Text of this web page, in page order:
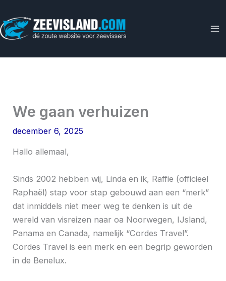
naar
de
We gaan verhuizen
december 6, 2025
Hallo allemaal,
Sinds 2002 hebben wij, Linda en ik, Raffie (officieel
Raphaël) stap voor stap gebouwd aan een “merk”
dat inmiddels niet meer weg te denken is uit de
wereld van visreizen naar oa Noorwegen, IJsland,
Panama en Canada, namelijk “Cordes Travel”.
Cordes Travel is een merk en een begrip geworden
in de Benelux.